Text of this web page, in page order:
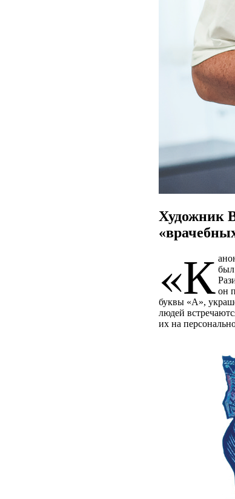
Художник
«К он
буквы «А»,
людей
их на